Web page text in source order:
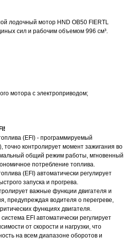
лодочный мотор HND OB50 FIERTL
сил и рабочим объемом 996 см³.
мотора с электроприводом;
(EFI) - программируемый
точно контролирует момент зажигания во
общий режим работы, мгновенный
потребление топлива.
(EFI) автоматически регулирует
запуска и прогрева.
важные функции двигателя и
предупреждая водителя о перегреве,
функциях двигателя.
EFI автоматически регулирует
от скорости и нагрузки, что
на всем диапазоне оборотов и